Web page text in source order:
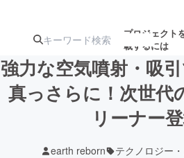
プロジェクト
載するには
注目の新着プロ募
強力な空気噴射・吸
真っさらに！次世代
リーナー
earth reborn テクノロジー